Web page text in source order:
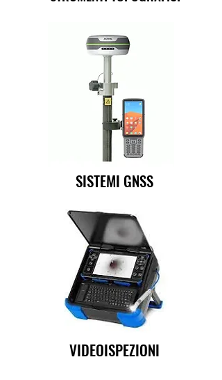
SISTEMI GNSS
VIDEOISPEZIONI